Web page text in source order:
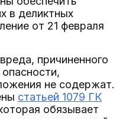
в деликтных
от 21 февраля
причиненного
не содержат.
статьей 1079 ГК
обязывает